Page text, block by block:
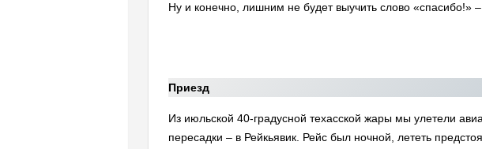
Ну и конечно, лишним не будет выучить слово «спасибо!»
Приезд
Из июльской 40-градусной техасской жары мы улетели
пересадки – в Рейкьявик. Рейс был ночной, лететь